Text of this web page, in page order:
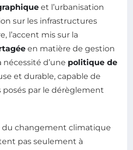
et l’urbanisation
sur les infrastructures
l’accent mis sur la
en matière de gestion
nécessité d’une politique de
et durable, capable de
posés par le dérèglement
du changement climatique
pas seulement à